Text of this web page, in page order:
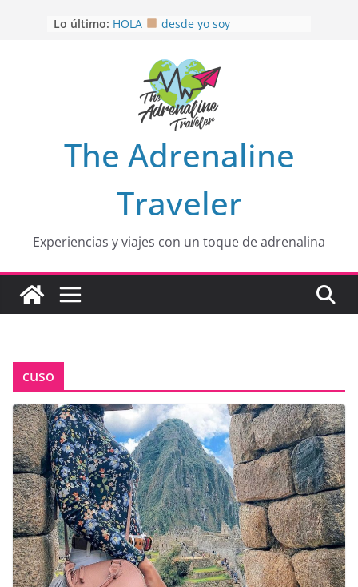
Lo último: HOLA
desde yo soy
EL SENDERO DEL CACAO: Excelente
opción
HOSPEDAJE AL NATURALSHH !!
OTRA PERSPECTIVA de RÍO EL
MULITO!
The Adrenaline
Traveler
Experiencias y viajes con un toque de adrenalina
cuso